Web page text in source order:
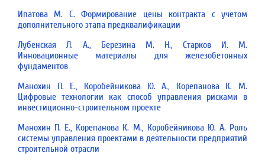
Ипатова М. С. Формирование цены контракта с учетом
дополнительного этапа предквалификации
Лубенская Л. А., Березина М. Н., Старков И. М.
Инновационные материалы для железобетонных
фундаментов
Манохин П. Е., Коробейникова Ю. А., Корепанова К. М.
Цифровые технологии как способ управления рисками в
инвестиционно-строительном проекте
Манохин П. Е., Корепанова К. М., Коробейникова Ю. А. Роль
системы управления проектами в деятельности предприятий
строительной отрасли